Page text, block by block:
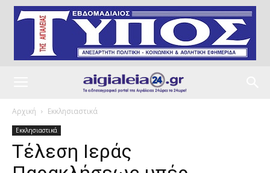
Αρχική Εκκλησιαστικά
Εκκλησιαστικά
Τέλεση Ιεράς